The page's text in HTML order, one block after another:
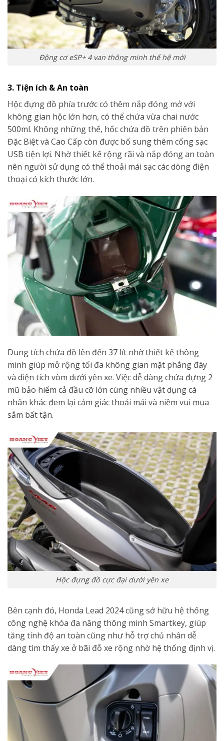
Động cơ eSP+ 4 van thông minh thế hệ mới
3. Tiện ích & An toàn
Hộc đựng đồ phía trước có thêm nắp đóng mở với
không gian hộc lớn hơn, có thể chứa vừa chai nước
500ml. Không những thế, hốc chứa đồ trên phiên bản
Đặc Biệt và Cao Cấp còn được bổ sung thêm cổng sạc
USB tiện lợi. Nhờ thiết kế rộng rãi và nắp đóng an toàn
nên người sử dụng có thể thoải mái sạc các dòng điện
thoại có kích thước lớn.
Dung tích chứa đồ lên đến 37 lít nhờ thiết kế thông
minh giúp mở rộng tối đa không gian mặt phẳng đáy
và diện tích vòm dưới yên xe. Việc dễ dàng chứa đựng 2
mũ bảo hiểm cả đầu cỡ lớn cùng nhiều vật dụng cá
nhân khác đem lại cảm giác thoải mái và niềm vui mua
sắm bất tận.
Hộc đựng đồ cực đại dưới yên xe
Bên cạnh đó, Honda Lead 2024 cũng sở hữu hệ thống
công nghệ khóa đa năng thông minh Smartkey, giúp
tăng tính độ an toàn cũng như hỗ trợ chủ nhân dễ
dàng tìm thấy xe ở bãi đỗ xe rộng nhờ hệ thống định vị.